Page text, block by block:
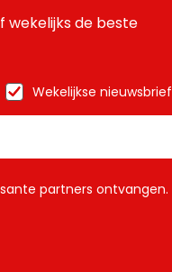
wekelijks de beste
Wekelijkse nieuwsbrief
partners ontvangen.